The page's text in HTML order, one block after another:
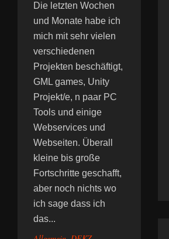
Die letzten Wochen
und Monate habe ich
mich mit sehr vielen
verschiedenen
Projekten beschäftigt,
GML games, Unity
Projekt/e, n paar PC
Tools und einige
Webservices und
Webseiten. Überall
kleine bis große
Fortschritte geschafft,
aber noch nichts wo
ich sage dass ich
das...